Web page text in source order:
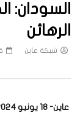
السودان:
الرهائن
شبكة عاين
عاين- 18 يونيو 2024